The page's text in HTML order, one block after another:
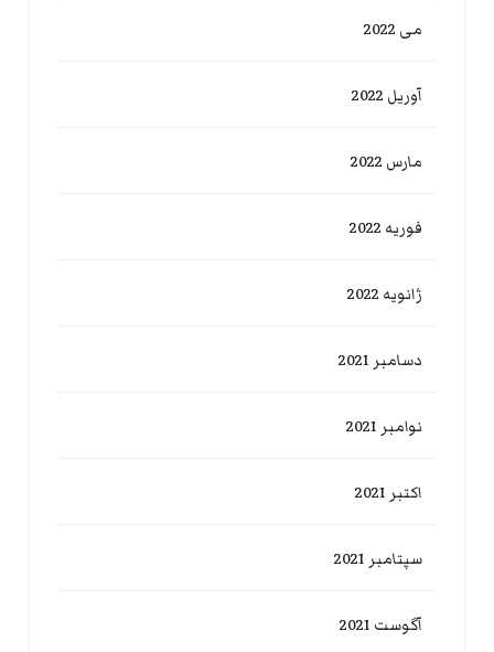
می 2022
آوریل 2022
مارس 2022
فوریه 2022
ژانویه 2022
دسامبر 2021
نوامبر 2021
اکتبر 2021
سپتامبر 2021
آگوست 2021